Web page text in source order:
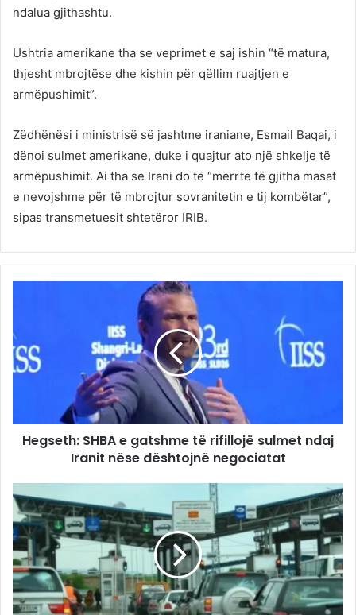
ndalua gjithashtu.
Ushtria amerikane tha se veprimet e saj ishin “të matura,
thjesht mbrojtëse dhe kishin për qëllim ruajtjen e
armëpushimit”.
Zëdhënësi i ministrisë së jashtme iraniane, Esmail Baqai, i
dënoi sulmet amerikane, duke i quajtur ato një shkelje të
armëpushimit. Ai tha se Irani do të “merrte të gjitha masat
e nevojshme për të mbrojtur sovranitetin e tij kombëtar”,
sipas transmetuesit shtetëror IRIB.
Hegseth: SHBA e gatshme të rifillojë sulmet ndaj
Iranit nëse dështojnë negociatat